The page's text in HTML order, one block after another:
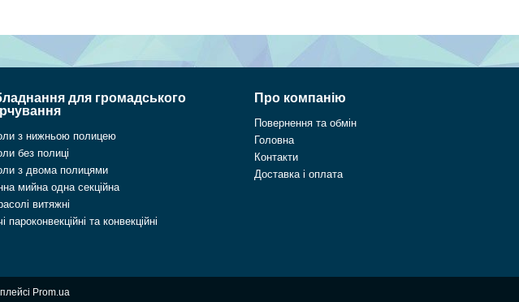
для громадського
з нижньою полицею
без полиці
з двома полицями
мийна одна секційна
витяжні
пароконвекційні та конвекційні
Про компанію
Повернення та обмін
Головна
Контакти
Доставка і оплата
Prom.ua